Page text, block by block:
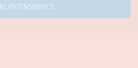
KLANTENSERVICE